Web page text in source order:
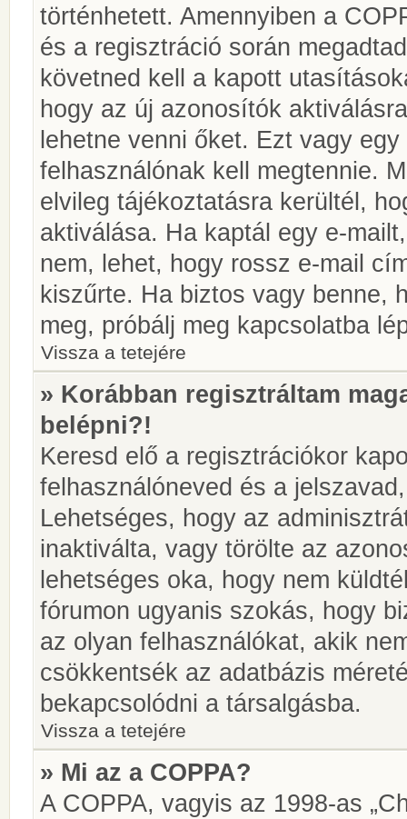
történhetett. Amennyiben a
és a regisztráció során
követned kell a kapott
hogy az új azonosítók
lehetne venni őket. Ezt vagy
felhasználónak kell megtennie.
elvileg tájékoztatásra kerültél,
aktiválása. Ha kaptál egy e-
nem, lehet, hogy rossz e-mail
kiszűrte. Ha biztos vagy benne,
meg, próbálj meg kapcsolatba
Vissza a tetejére
» Korábban regisztráltam
belépni?!
Keresd elő a regisztrációkor
felhasználóneved és a
Lehetséges, hogy az
inaktiválta, vagy törölte az
lehetséges oka, hogy nem
fórumon ugyanis szokás, hogy
az olyan felhasználókat, akik
csökkentsék az adatbázis
bekapcsolódni a társalgásba.
Vissza a tetejére
» Mi az a COPPA?
A COPPA, vagyis az 1998-as